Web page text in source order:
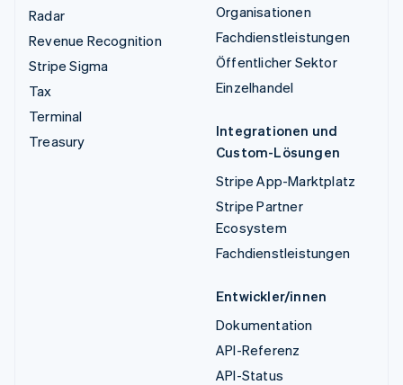
Radar
Revenue Recognition
Stripe Sigma
Tax
Terminal
Treasury
Organisationen
Fachdienstleistungen
Öffentlicher Sektor
Einzelhandel
Integrationen und
Custom-Lösungen
Stripe App-Marktplatz
Stripe Partner
Ecosystem
Fachdienstleistungen
Entwickler/innen
Dokumentation
API-Referenz
API-Status